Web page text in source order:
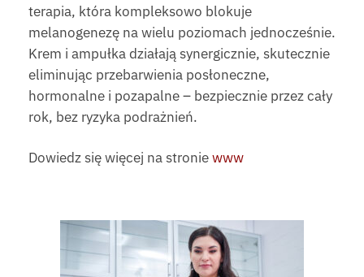
terapia, która kompleksowo blokuje
melanogenezę na wielu poziomach jednocześnie.
Krem i ampułka działają synergicznie, skutecznie
eliminując przebarwienia posłoneczne,
hormonalne i pozapalne – bezpiecznie przez cały
rok, bez ryzyka podrażnień.
Dowiedz się więcej na stroniewww